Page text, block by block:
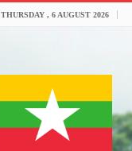
THURSDAY , 6 AUGUST 2026